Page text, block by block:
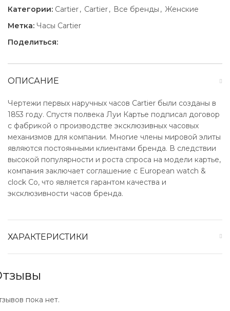
Категории: Cartier, Cartier, Все бренды , Женские
Метка: Часы Cartier
Поделиться:
ОПИСАНИЕ
Чертежи первых наручных часов Cartier были созданы в
1853 году. Спустя полвека Луи Картье подписал договор
с фабрикой о производстве эксклюзивных часовых
механизмов для компании. Многие члены мировой элиты
являются постоянными клиентами бренда. В следствии
высокой популярности и роста спроса на модели картье,
компания заключает соглашение с European watch &
clock Co, что является гарантом качества и
эксклюзивности часов бренда.
ХАРАКТЕРИСТИКИ
пока нет.